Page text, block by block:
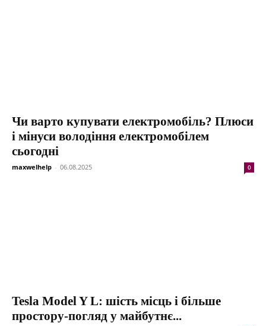
Чи варто купувати електромобіль? Плюси
і мінуси володіння електромобілем
сьогодні
maxwelhelp - 06.08.2025 0
Tesla Model Y L: шість місць і більше
простору-погляд у майбутнє...